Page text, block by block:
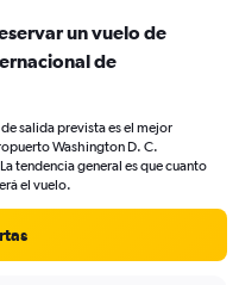
un vuelo de
de
salida prevista es el mejor
Washington D. C.
tendencia general es que cuanto
el vuelo.